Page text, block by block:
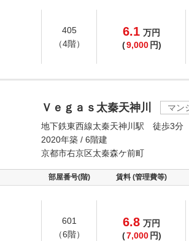
405
（4階）
6.1 万円
(9,000 円)
Ｖｅｇａｓ太秦天神川
マン
地下鉄東西線太秦天神川駅 徒歩3分
2020年築 / 6階建
京都市右京区太秦森ケ前町
部屋番号(階) 賃料 (管理費等)
601
（6階）
6.8 万円
(7,000 円)